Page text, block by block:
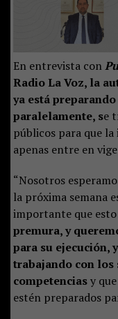
En entrevista con
Radio La Voz, la
ya está
paralelamente, se
públicos para que
apenas entre en
“Nosotros
la próxima semana
importante que esto
premura, y
para su ejecución,
trabajando con los
competenciasy que
estén preparados